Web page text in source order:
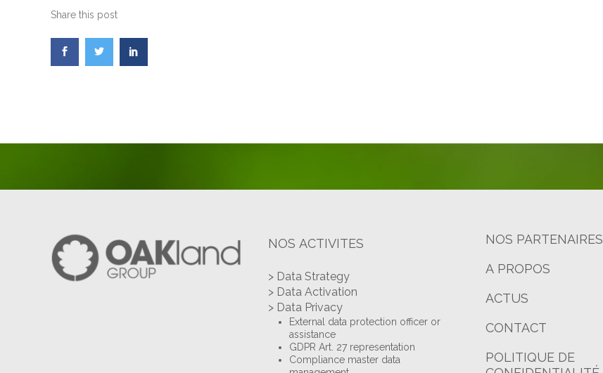
Share this post
NOS ACTIVITES
> Data Strategy
> Data Activation
> Data Privacy
External data protection officer or
assistance
GDPR Art. 27 representation
Compliance master data
NOS PARTENAIRES
A PROPOS
ACTUS
CONTACT
POLITIQUE DE